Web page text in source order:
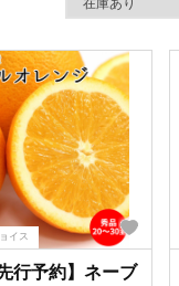
イス
行予約】ネーブ